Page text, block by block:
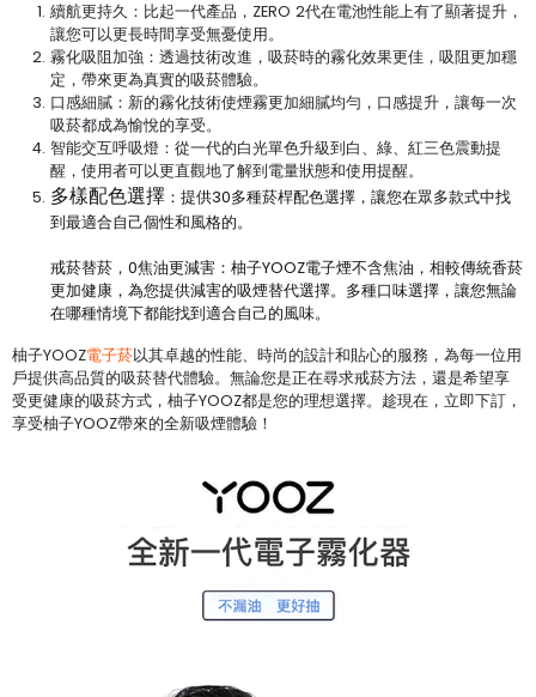
續航更持久：比起一代產品，ZERO 2代在電池性能上有了顯著提升，
讓您可以更長時間享受無憂使用。
霧化吸阻加強：透過技術改進，吸菸時的霧化效果更佳，吸阻更加穩
定，帶來更為真實的吸菸體驗。
口感細膩：新的霧化技術使煙霧更加細膩均勻，口感提升，讓每一次
吸菸都成為愉悅的享受。
智能交互呼吸燈：從一代的白光單色升級到白、綠、紅三色震動提
醒，使用者可以更直觀地了解到電量狀態和使用提醒。
多樣配色選擇 ：提供30多種菸桿配色選擇，讓您在眾多款式中找
到最適合自己個性和風格的。
戒菸替菸，0焦油更減害：柚子YOOZ電子煙不含焦油，相較傳統香菸
更加健康，為您提供減害的吸煙替代選擇。多種口味選擇，讓您無論
在哪種情境下都能找到適合自己的風味。
柚子YOOZ電子菸以其卓越的性能、時尚的設計和貼心的服務，為每一位用
戶提供高品質的吸菸替代體驗。無論您是正在尋求戒菸方法，還是希望享
受更健康的吸菸方式，柚子YOOZ都是您的理想選擇。趁現在，立即下訂，
享受柚子YOOZ帶來的全新吸煙體驗！